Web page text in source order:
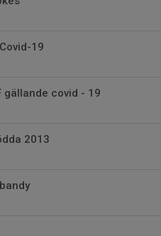
19
gällande covid - 19
2013